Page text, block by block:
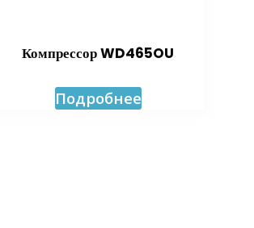
Компрессор WD465OU
Подробнее